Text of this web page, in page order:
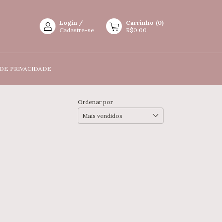
Login /
Cadastre-se
Carrinho (0)
R$0,00
PRIVACIDADE
Ordenar por